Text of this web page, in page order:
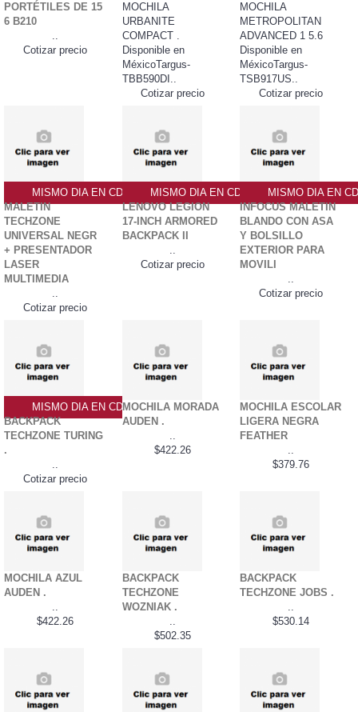
PORTÉTILES DE 15
6 B210
..
Cotizar precio
MOCHILA
URBANITE
COMPACT .
Disponible en
MéxicoTargus-
TBB590DI..
Cotizar precio
MOCHILA
METROPOLITAN
ADVANCED 1 5.6
Disponible en
MéxicoTargus-
TSB917US..
Cotizar precio
MISMO DIA EN CDMX
MALETIN
TECHZONE
UNIVERSAL NEGR
+ PRESENTADOR
LASER
MULTIMEDIA
..
Cotizar precio
MISMO DIA EN CDMX
LENOVO LEGION
17-INCH ARMORED
BACKPACK II
..
Cotizar precio
MISMO DIA EN
INFOCUS MALETIN
BLANDO CON ASA
Y BOLSILLO
EXTERIOR PARA
MOVILI
..
Cotizar precio
MISMO DIA EN CDMX
BACKPACK
TECHZONE TURING
.
..
Cotizar precio
MOCHILA MORADA
AUDEN .
..
$422.26
MOCHILA ESCOLAR
LIGERA NEGRA
FEATHER
..
$379.76
MOCHILA AZUL
AUDEN .
..
$422.26
BACKPACK
TECHZONE
WOZNIAK .
..
$502.35
BACKPACK
TECHZONE JOBS .
..
$530.14